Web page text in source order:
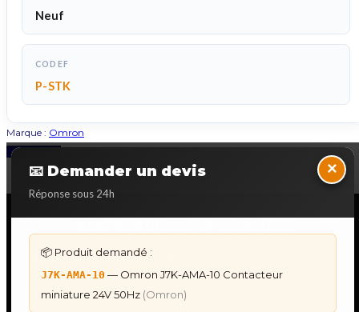
Neuf
CODEF
P-STK
Marque : Omron
📧 Demander un devis
Réponse sous 24h
×
📦 Produit demandé :
J7K-AMA-10 — Omron J7K-AMA-10 Contacteur
miniature 24V 50Hz (Omron)
Back to Top
DÉPANNAGE AUTOMATES
Dépannage Schneider Modicon